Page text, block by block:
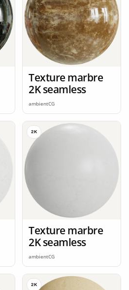
Texture marbre
2K seamless
ambientCG
2K
Texture marbre
2K seamless
ambientCG
2K